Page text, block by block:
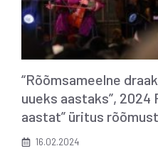
“Rõõmsameelne
uueks aastaks”, 2024
aastat” üritus
16.02.2024